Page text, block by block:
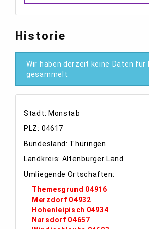
Historie
Wir haben derzeit keine Daten für
gesammelt.
Stadt: Monstab
PLZ: 04617
Bundesland: Thüringen
Landkreis: Altenburger Land
Umliegende Ortschaften:
Themesgrund 04916
Merzdorf 04932
Hohenleipisch 04934
Narsdorf 04657